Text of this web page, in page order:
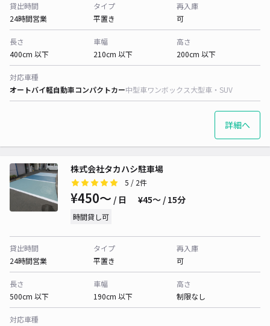
貸出時間
24時間営業
タイプ
平置き
再入庫
可
長さ
400cm 以下
車幅
210cm 以下
高さ
200cm 以下
対応車種
オートバイ軽自動車コンパクトカー中型車ワンボックス大型車・SUV
詳細へ
株式会社タカハシ駐車場
5 / 2件
¥450〜 / 日 ¥45〜 / 15分
時間貸し可
貸出時間
24時間営業
タイプ
平置き
再入庫
可
長さ
500cm 以下
車幅
190cm 以下
高さ
制限なし
対応車種